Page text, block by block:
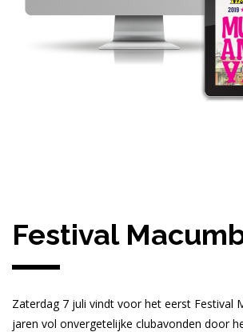
Festival
Zaterdag 7 juli vindt voor het eerst Festival
jaren vol onvergetelijke clubavonden door